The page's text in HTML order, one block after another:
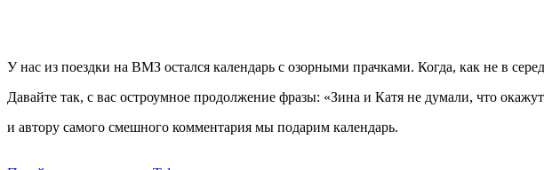
У нас из поездки на ВМЗ остался календарь с озорными прачками. Когда, как не в
Давайте так, с вас остроумное продолжение фразы: «Зина и Катя не думали, что
и автору самого смешного комментария мы подарим календарь.